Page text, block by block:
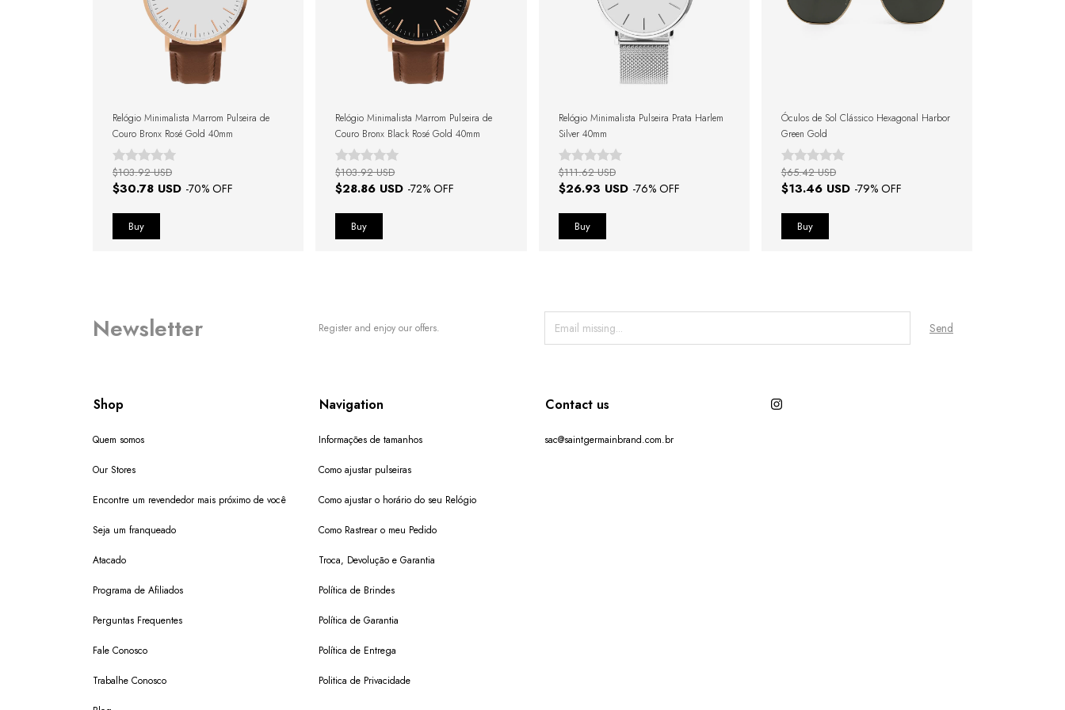
Relógio Minimalista Marrom Pulseira de
Couro Bronx Rosé Gold 40mm
$30.78 USD -70% OFF
$103.92 USD
Relógio Minimalista Marrom Pulseira de
Couro Bronx Black Rosé Gold 40mm
$28.86 USD -72% OFF
$103.92 USD
Relógio Minimalista Pulseira Prata Harlem
Silver 40mm
$26.93 USD -76% OFF
$111.62 USD
Óculos de Sol Clássico Hexagonal Harbor
Green Gold
$13.46 USD -79% OFF
$65.42 USD
Newsletter Register and enjoy our offers.
Shop
Quem somos
Our Stores
Encontre um revendedor mais próximo de você
Seja um franqueado
Atacado
Programa de Afiliados
Perguntas Frequentes
Fale Conosco
Trabalhe Conosco
Navigation
Informações de tamanhos
Como ajustar pulseiras
Como ajustar o horário do seu Relógio
Como Rastrear o meu Pedido
Troca, Devolução e Garantia
Política de Brindes
Política de Garantia
Política de Entrega
Politica de Privacidade
Contact us
sac@saintgermainbrand.com.br